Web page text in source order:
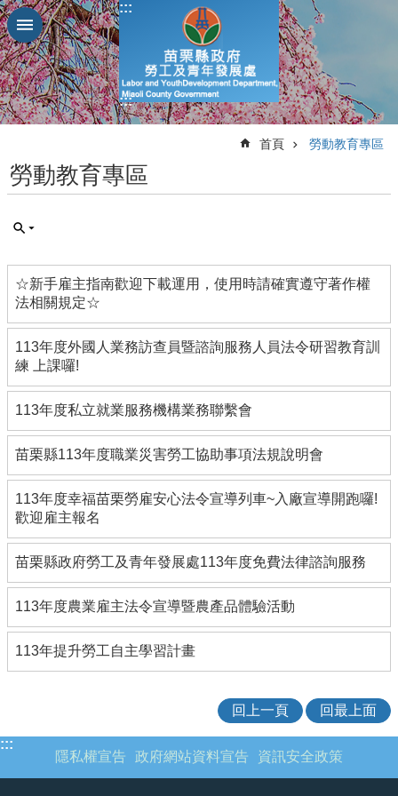
跳到主要內容區塊
進
階
搜
尋
業
簡
便
民
服
務
公
佈
欄
業
務
專
區
網
站
結
政
府
:::
:::
首頁 勞動教育專區
勞動教育專區
☆新手雇主指南歡迎下載運用，使用時請確實遵守著作權
法相關規定☆
113年度外國人業務訪查員暨諮詢服務人員法令研習教育訓
練 上課囉!
113年度私立就業服務機構業務聯繫會
苗栗縣113年度職業災害勞工協助事項法規說明會
113年度幸福苗栗勞雇安心法令宣導列車~入廠宣導開跑囉!
歡迎雇主報名
苗栗縣政府勞工及青年發展處113年度免費法律諮詢服務
113年度農業雇主法令宣導暨農產品體驗活動
113年提升勞工自主學習計畫
回上一頁 回最上面
:::
隱私權宣告
政府網站資料宣告 資訊安全政策